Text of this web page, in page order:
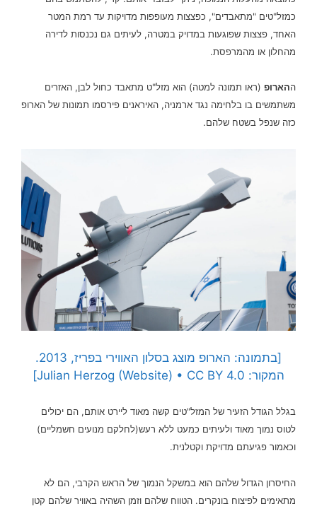
כמזל"טים "מתאבדים", כפצצות מעופפות מדויקות עד רמת המטר
האחד, פצצות שפוגעות במדויק במטרה, לעיתים גם נכנסות לדירה
מהחלון או מהמרפסת.
ההארופ (ראו תמונה למטה) הוא מזל"ט מתאבד כחול לבן, האזרים
משתמשים בו בלחימה נגד ארמניה, האיראנים פירסמו תמונות של הארופ
כזה שנפל בשטח שלהם.
[בתמונה: הארופ מוצג בסלון האווירי בפריז, 2013.
המקור: Julian Herzog (Website) • CC BY 4.0]
בגלל הגודל הזעיר של המזל"טים קשה מאוד ליירט אותם, הם יכולים
לטוס נמוך מאוד ולעיתים כמעט ללא רעש(לחלקם מנועים חשמליים)
וכאמור פגיעתם מדויקת וקטלנית.
החיסרון הגדול שלהם הוא במשקל הנמוך של הראש הקרבי, הם לא
מתאימים לפיצוח בונקרים. הטווח שלהם וזמן השהיה באוויר שלהם קטן